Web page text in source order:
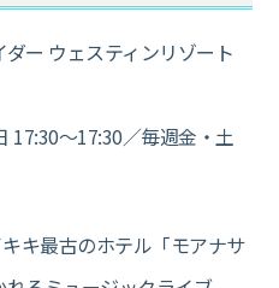
ー ウェスティンリゾート
17:30～17:30／毎週金・土
キ最古のホテル「モアナサ